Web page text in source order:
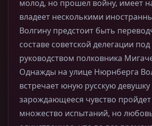
молод, но прошел войну, имеет
владеет несколькими
Волгину предстоит быть
составе советской делегации под
руководством полковника
Однажды на улице Нюрнберга
встречает юную русскую
зарождающееся чувство пройдет
множество испытаний, но